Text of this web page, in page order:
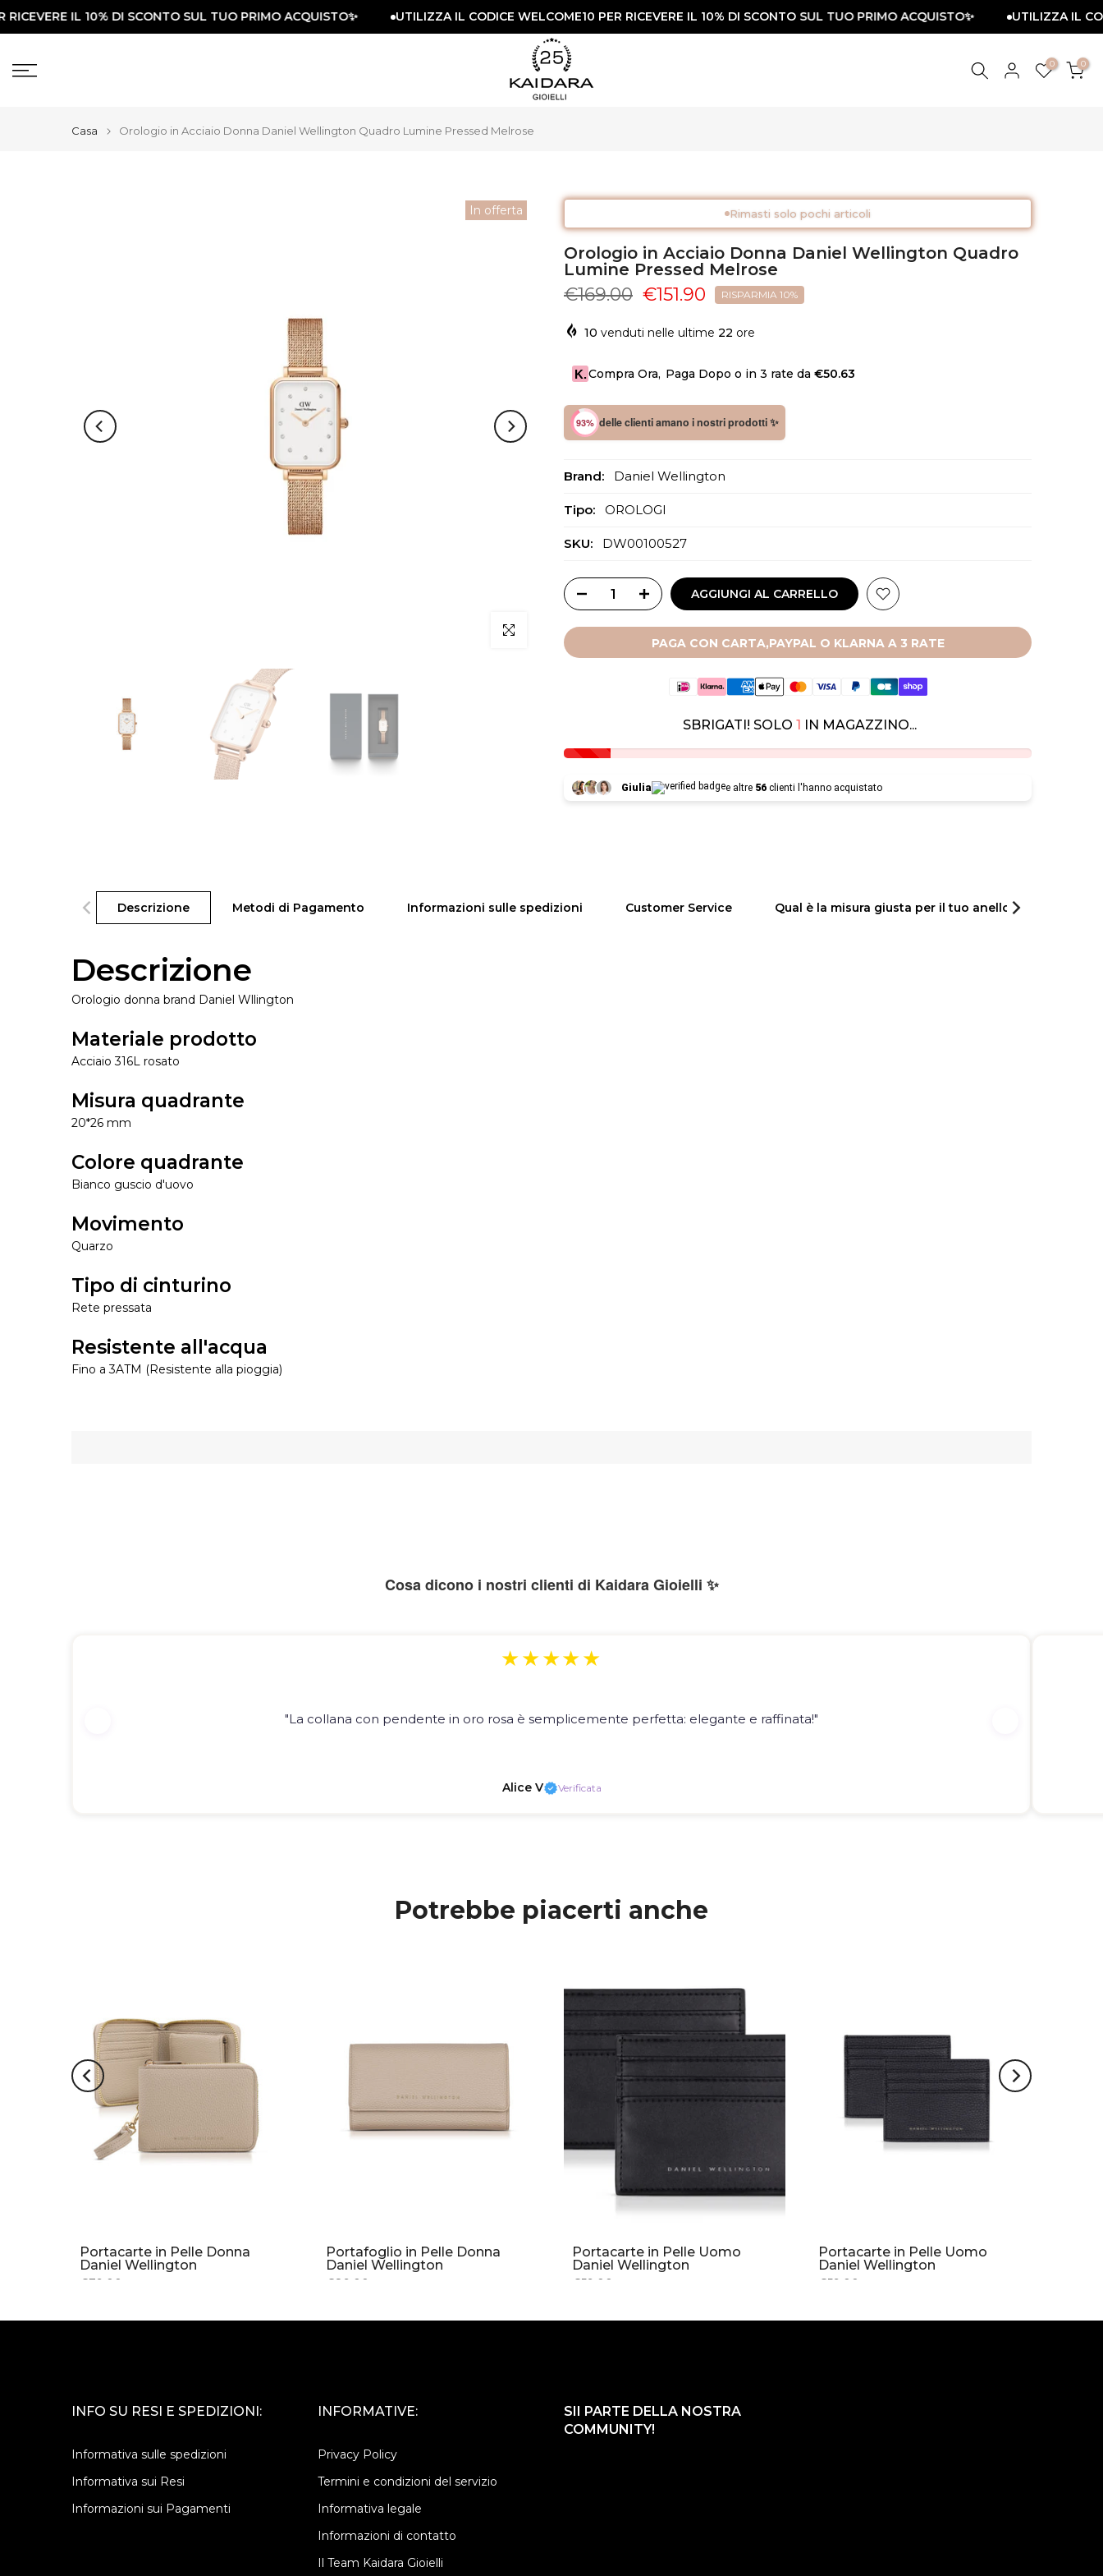
Vai
al
IL 10% DI SCONTO SUL TUO PRIMO ACQUISTO✨ UTILIZZA IL CODICE WELCOME10 PER RICEVERE IL 10% DI SCONTO SUL TUO PRIMO ACQUISTO✨ UTILIZZA IL
0 0
Casa Orologio in Acciaio Donna Daniel Wellington Quadro Lumine Pressed Melrose
In offerta
Clicca per ingrandire
Rimasti solo pochi articoli
Orologio in Acciaio Donna Daniel Wellington Quadro
Lumine Pressed Melrose
€169.00 €151.90 RISPARMIA 10%
10 venduti nelle ultime 22 ore
K.Compra Ora, Paga Dopo o in 3 rate da €50.63
93% delle clienti amano i nostri prodotti ✨
Brand: Daniel Wellington
Tipo: OROLOGI
SKU: DW00100527
AGGIUNGI AL CARRELLO
PAGA CON CARTA,PAYPAL O KLARNA A 3 RATE
SBRIGATI! SOLO 1 IN MAGAZZINO...
Giulia e altre 56 clienti l'hanno acquistato
Descrizione Metodi di Pagamento Informazioni sulle spedizioni Customer Service Qual è la misura giusta per il tuo anello?
Descrizione
Orologio donna brand Daniel Wllington
Materiale prodotto
Acciaio 316L rosato
Misura quadrante
20*26 mm
Colore quadrante
Bianco guscio d'uovo
Movimento
Quarzo
Tipo di cinturino
Rete pressata
Resistente all'acqua
Fino a 3ATM (Resistente alla pioggia)
Cosa dicono i nostri clienti di Kaidara Gioielli ✨
★★★★★
"La collana con pendente in oro rosa è semplicemente perfetta: elegante e raffinata!"
Alice V Verificata
Potrebbe piacerti anche
Portacarte in Pelle Donna
Daniel Wellington
€79.00
Portafoglio in Pelle Donna
Daniel Wellington
€89.00
Portacarte in Pelle Uomo
Daniel Wellington
€59.00
Portacarte in Pelle Uomo
Daniel Wellington
€59.00
INFO SU RESI E SPEDIZIONI:
Informativa sulle spedizioni
Informativa sui Resi
Informazioni sui Pagamenti
INFORMATIVE:
Privacy Policy
Termini e condizioni del servizio
Informativa legale
Informazioni di contatto
Il Team Kaidara Gioielli
SII PARTE DELLA NOSTRA
COMMUNITY!